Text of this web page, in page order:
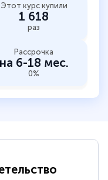
Этот курс купили
1 618
раз
Рассрочка
на 6-18 мес.
0%